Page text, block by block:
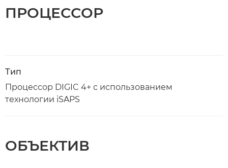
ПРОЦЕССОР
Тип
Процессор DIGIC 4+ с использованием
технологии iSAPS
ОБЪЕКТИВ